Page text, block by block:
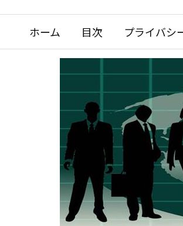
ホーム 目次 プライバシ